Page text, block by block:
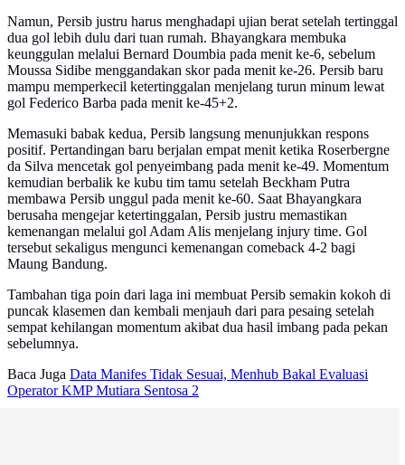
Namun, Persib justru harus menghadapi ujian berat setelah tertinggal
dua gol lebih dulu dari tuan rumah. Bhayangkara membuka
keunggulan melalui Bernard Doumbia pada menit ke-6, sebelum
Moussa Sidibe menggandakan skor pada menit ke-26. Persib baru
mampu memperkecil ketertinggalan menjelang turun minum lewat
gol Federico Barba pada menit ke-45+2.
Memasuki babak kedua, Persib langsung menunjukkan respons
positif. Pertandingan baru berjalan empat menit ketika Roserbergne
da Silva mencetak gol penyeimbang pada menit ke-49. Momentum
kemudian berbalik ke kubu tim tamu setelah Beckham Putra
membawa Persib unggul pada menit ke-60. Saat Bhayangkara
berusaha mengejar ketertinggalan, Persib justru memastikan
kemenangan melalui gol Adam Alis menjelang injury time. Gol
tersebut sekaligus mengunci kemenangan comeback 4-2 bagi
Maung Bandung.
Tambahan tiga poin dari laga ini membuat Persib semakin kokoh di
puncak klasemen dan kembali menjauh dari para pesaing setelah
sempat kehilangan momentum akibat dua hasil imbang pada pekan
sebelumnya.
Baca Juga Data Manifes Tidak Sesuai, Menhub Bakal Evaluasi
Operator KMP Mutiara Sentosa 2